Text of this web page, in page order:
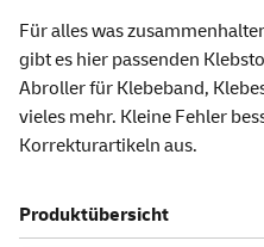
Für alles was
gibt es hier passenden
Abroller für Klebeband,
vieles mehr. Kleine Fehler
Korrekturartikeln aus.
Produktübersicht